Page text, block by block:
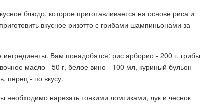
блюдо, которое приготавливается на основе риса и
вкусное ризотто с грибами шампиньонами за
Вам понадобятся: рис арборио - 200 г, грибы
масло - 50 г, белое вино - 100 мл, куриный бульон -
перец - по вкусу.
нарезать тонкими ломтиками, лук и чеснок